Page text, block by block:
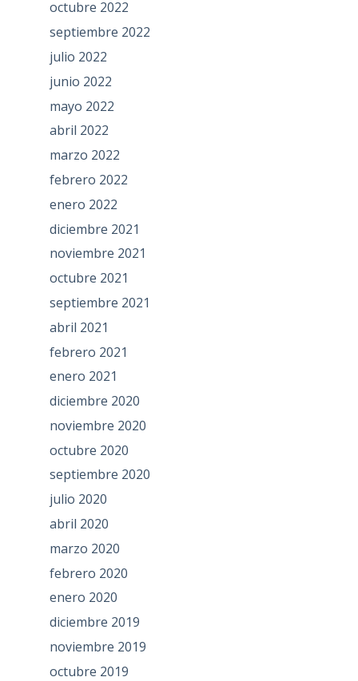
octubre 2022
septiembre 2022
julio 2022
junio 2022
mayo 2022
abril 2022
marzo 2022
febrero 2022
enero 2022
diciembre 2021
noviembre 2021
octubre 2021
septiembre 2021
abril 2021
febrero 2021
enero 2021
diciembre 2020
noviembre 2020
octubre 2020
septiembre 2020
julio 2020
abril 2020
marzo 2020
febrero 2020
enero 2020
diciembre 2019
noviembre 2019
octubre 2019